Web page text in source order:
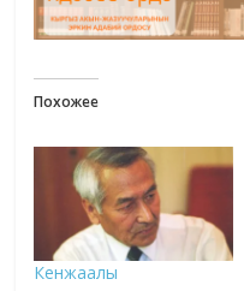
Похожее
Кенжаалы